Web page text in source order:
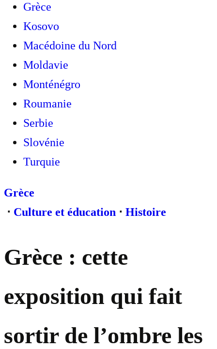
Grèce
Kosovo
Macédoine du Nord
Moldavie
Monténégro
Roumanie
Serbie
Slovénie
Turquie
Grèce
⋅ Culture et éducation ⋅ Histoire
Grèce : cette
exposition qui fait
sortir de l’ombre les